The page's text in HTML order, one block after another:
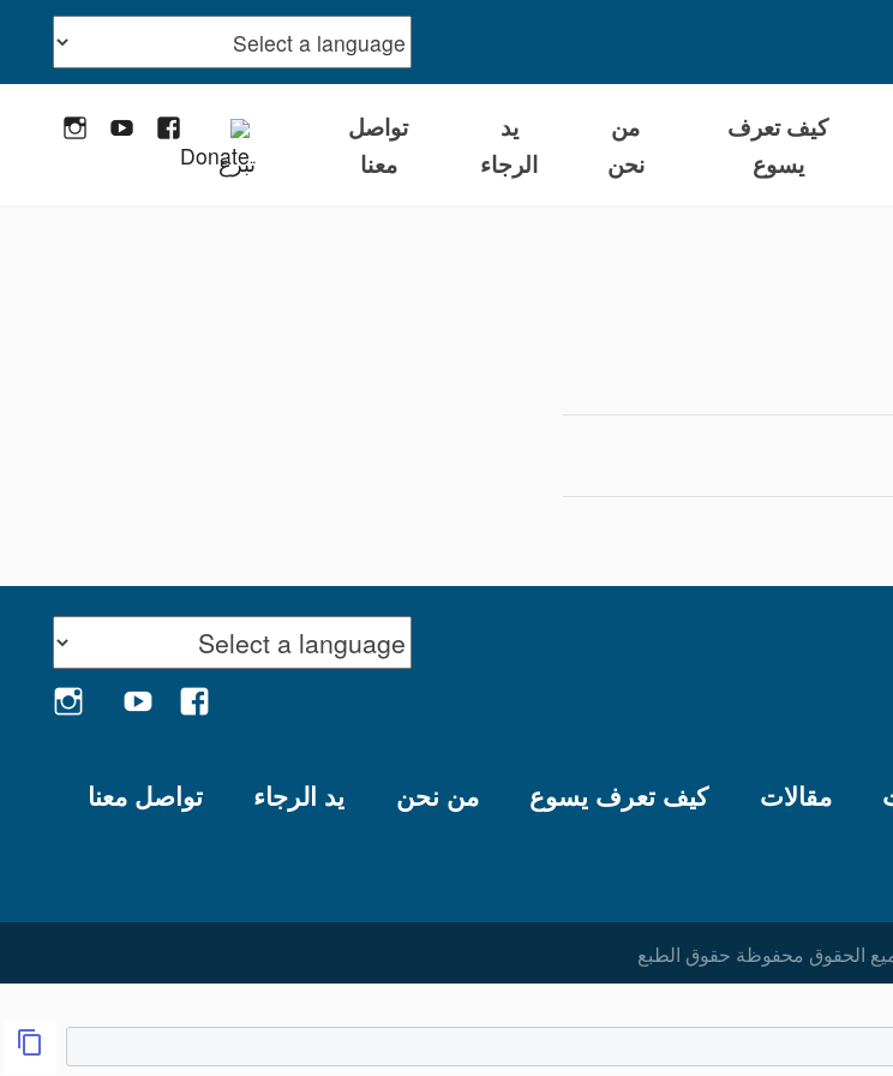
كيف تعرف
يسوع
من
نحن
يد
الرجاء
تواصل
معنا
تبرع
Facebook
YouTube
FACEBOOK
YOUTUBE
مقالات كيف تعرف يسوع من نحن يد الرجاء تواصل معنا